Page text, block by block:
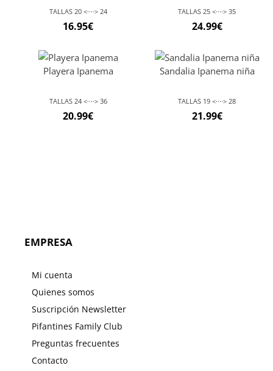
TALLAS 20 <····> 24
16.95€
TALLAS 25 <····> 35
24.99€
Playera Ipanema
TALLAS 24 <····> 36
20.99€
Sandalia Ipanema niña
TALLAS 19 <····> 28
21.99€
EMPRESA
Mi cuenta
Quienes somos
Suscripción Newsletter
Pifantines Family Club
Preguntas frecuentes
Contacto